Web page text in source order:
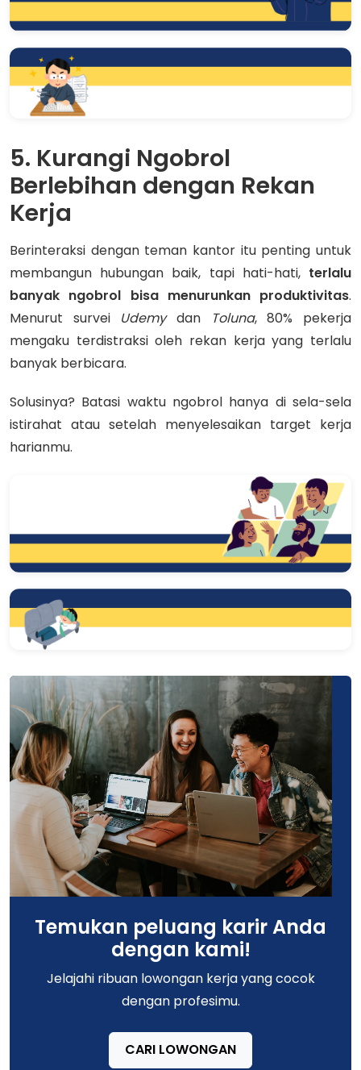
5. Kurangi Ngobrol
Berlebihan dengan Rekan
Kerja
Berinteraksi dengan teman kantor itu penting untuk
membangun hubungan baik, tapi hati-hati, terlalu
banyak ngobrol bisa menurunkan produktivitas.
Menurut survei Udemydan Toluna, 80% pekerja
mengaku terdistraksi oleh rekan kerja yang terlalu
banyak berbicara.
Solusinya? Batasi waktu ngobrol hanya di sela-sela
istirahat atau setelah menyelesaikan target kerja
harianmu.
Temukan peluang karir Anda
dengan kami!
Jelajahi ribuan lowongan kerja yang cocok
dengan profesimu.
CARI LOWONGAN